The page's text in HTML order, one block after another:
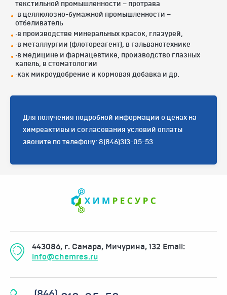
текстильной промышленности – протрава
·в целлюлозно-бумажной промышленности –
отбеливатель
·в производстве минеральных красок, глазурей,
·в металлургии (флотореагент), в гальванотехнике
·в медицине и фармацевтике, производство глазных
капель, в стоматологии
·как микроудобрение и кормовая добавка и др.
Для получения подробной информации о ценах на
химреактивы и согласования условий оплаты
звоните по телефону: 8(846)313-05-53
443086, г. Самара, Мичурина, 132 Email:
info@chemres.ru